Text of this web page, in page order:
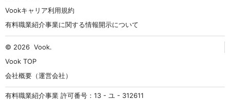
Vookキャリア利用規約
有料職業紹介事業に関する情報開示について
© 2026 Vook.
Vook TOP
会社概要（運営会社）
有料職業紹介事業 許可番号：13 - ユ - 312611